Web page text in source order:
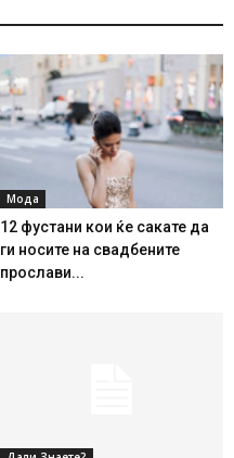
Мода
12 фустани кои ќе сакате да
ги носите на свадбените
прослави...